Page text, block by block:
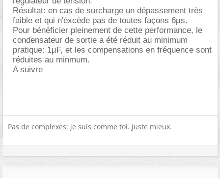
Résultat: en cas de surcharge un dépassement très
faible et qui n'éxcède pas de toutes façons 6µs.
Pour bénéficier pleinement de cette performance, le
condensateur de sortie a été réduit au minimum
pratique: 1µF, et les compensations en fréquence sont
réduites au minmum.
A suivre
Pas de complexes: je suis comme toi. Juste mieux.